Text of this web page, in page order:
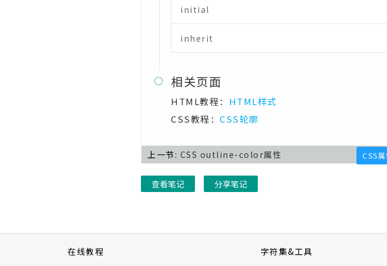
initial
inherit
 相关页面
HTML教程： HTML样式
CSS教程： CSS轮廓
上一节: CSS outline-color属性 CSS
查看笔记 分享笔记
在线教程 字符集&工具